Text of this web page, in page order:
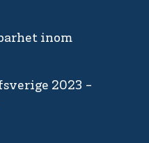
inom
2023 -